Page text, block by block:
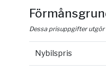
Dessa prisuppgifter
Nybilspris